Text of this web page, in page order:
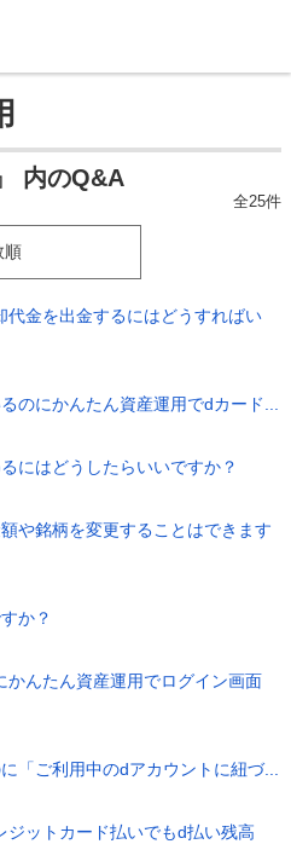
内のQ&A
全25件
順
代金を出金するにはどうすればい
のにかんたん資産運用でdカード...
にはどうしたらいいですか？
や銘柄を変更することはできます
か？
かんたん資産運用でログイン画面
「ご利用中のdアカウントに紐づ...
ジットカード払いでもd払い残高